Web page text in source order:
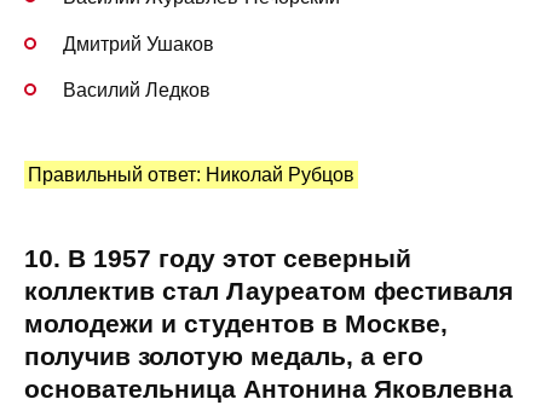
Дмитрий Ушаков
Василий Ледков
Правильный ответ: Николай Рубцов
10. В 1957 году этот северный
коллектив стал Лауреатом фестиваля
молодежи и студентов в Москве,
получив золотую медаль, а его
основательница Антонина Яковлевна